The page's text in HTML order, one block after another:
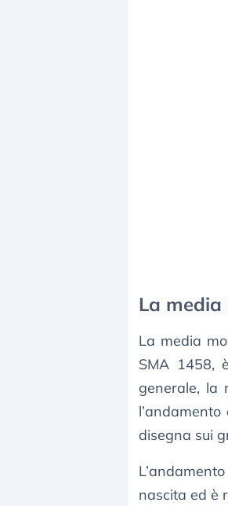
La
La media
SMA 1458,
generale, la
disegna sui
nascita ed è